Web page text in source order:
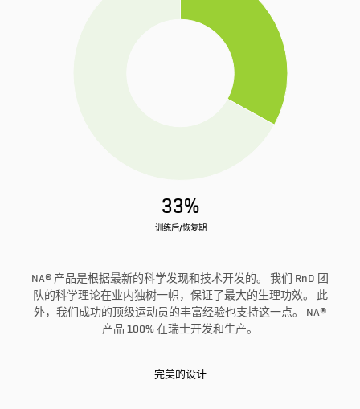
33%
训练后/恢复期
NA® 产品是根据最新的科学发现和技术开发的。 我们 RnD 团
队的科学理论在业内独树一帜，保证了最大的生理功效。 此
外，我们成功的顶级运动员的丰富经验也支持这一点。 NA®
产品 100% 在瑞士开发和生产。
完美的设计